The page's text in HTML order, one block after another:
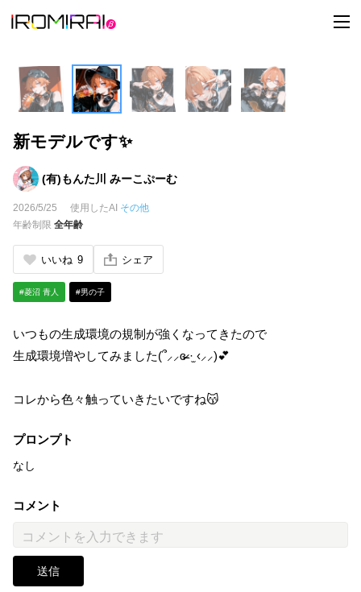
t
o
新モデルです✨
(有)もんた川 みーこぷーむ
2026/5/25 使用したAI その他
年齢制限 全年齢
いいね 9 シェア
#菱沼 青人 #男の子
いつもの生成環境の規制が強くなってきたので
生成環境増やしてみました(՞⸝⸝ɞ̴̶̷ ·̫ ‹⸝⸝)💕
コレから色々触っていきたいですね😽
プロンプト
なし
コメント
送信